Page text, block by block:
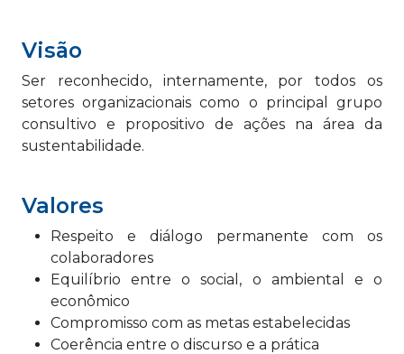
Visão
Ser reconhecido, internamente, por todos os
setores organizacionais como o principal grupo
consultivo e propositivo de ações na área da
sustentabilidade.
Valores
Respeito e diálogo permanente com os
colaboradores
Equilíbrio entre o social, o ambiental e o
econômico
Compromisso com as metas estabelecidas
Coerência entre o discurso e a prática